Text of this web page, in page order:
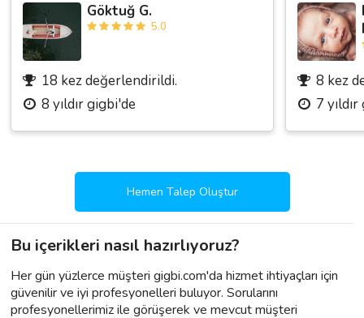
Göktuğ G.
5.0
18 kez değerlendirildi.
8 yıldır gigbi'de
8 kez
7
Hemen Talep Oluştur
Bu içerikleri nasıl hazırlıyoruz?
Her gün yüzlerce müşteri gigbi.com'da hizmet ihtiyaçları için
güvenilir ve iyi profesyonelleri buluyor. Sorularını
profesyonellerimiz ile görüşerek ve mevcut müşteri